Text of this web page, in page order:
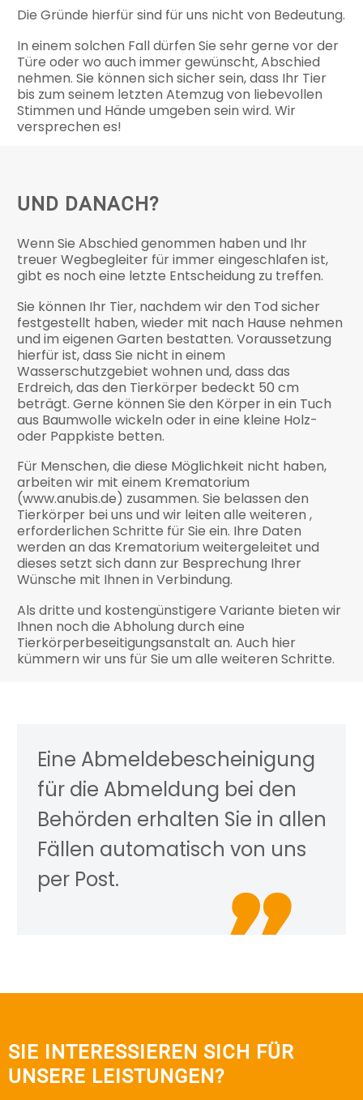
Die Gründe hierfür sind für uns nicht von Bedeutung.
In einem solchen Fall dürfen Sie sehr gerne vor der
Türe oder wo auch immer gewünscht, Abschied
nehmen. Sie können sich sicher sein, dass Ihr Tier
bis zum seinem letzten Atemzug von liebevollen
Stimmen und Hände umgeben sein wird. Wir
versprechen es!
UND DANACH?
Wenn Sie Abschied genommen haben und Ihr
treuer Wegbegleiter für immer eingeschlafen ist,
gibt es noch eine letzte Entscheidung zu treffen.
Sie können Ihr Tier, nachdem wir den Tod sicher
festgestellt haben, wieder mit nach Hause nehmen
und im eigenen Garten bestatten. Voraussetzung
hierfür ist, dass Sie nicht in einem
Wasserschutzgebiet wohnen und, dass das
Erdreich, das den Tierkörper bedeckt 50 cm
beträgt. Gerne können Sie den Körper in ein Tuch
aus Baumwolle wickeln oder in eine kleine Holz-
oder Pappkiste betten.
Für Menschen, die diese Möglichkeit nicht haben,
arbeiten wir mit einem Krematorium
(www.anubis.de) zusammen. Sie belassen den
Tierkörper bei uns und wir leiten alle weiteren ,
erforderlichen Schritte für Sie ein. Ihre Daten
werden an das Krematorium weitergeleitet und
dieses setzt sich dann zur Besprechung Ihrer
Wünsche mit Ihnen in Verbindung.
Als dritte und kostengünstigere Variante bieten wir
Ihnen noch die Abholung durch eine
Tierkörperbeseitigungsanstalt an. Auch hier
kümmern wir uns für Sie um alle weiteren Schritte.
Eine Abmeldebescheinigung
für die Abmeldung bei den
Behörden erhalten Sie in allen
Fällen automatisch von uns
per Post.

SIE INTERESSIEREN SICH FÜR
UNSERE LEISTUNGEN?